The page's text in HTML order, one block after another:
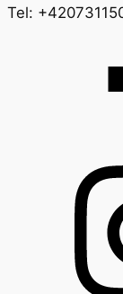
Tel: